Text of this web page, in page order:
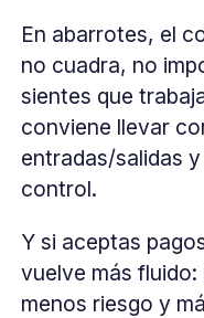
En abarrotes, el
no cuadra, no
sientes que
conviene llevar
entradas/salidas
control.
Y si aceptas
vuelve más
menos riesgo y